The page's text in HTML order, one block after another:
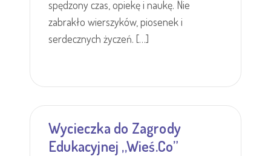
spędzony czas, opiekę i naukę. Nie
zabrakło wierszyków, piosenek i
serdecznych życzeń. […]
Wycieczka do Zagrody
Edukacyjnej ,,Wieś.Co”